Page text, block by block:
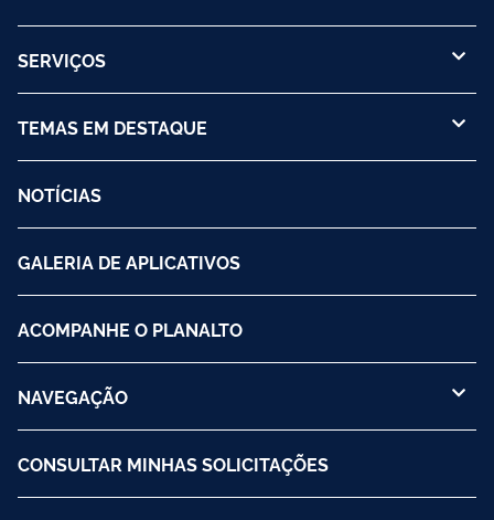
SERVIÇOS
TEMAS EM DESTAQUE
NOTÍCIAS
GALERIA DE APLICATIVOS
ACOMPANHE O PLANALTO
NAVEGAÇÃO
CONSULTAR MINHAS SOLICITAÇÕES